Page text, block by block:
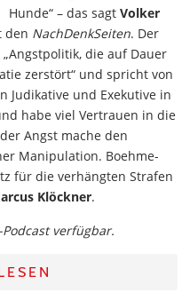
Hunde“ – das sagt Volker
den NachDenkSeiten. Der
die auf Dauer
zerstört“ und spricht von
Judikative und Exekutive in
habe viel Vertrauen in die
Angst mache den
Manipulation. Boehme-
für die verhängten Strafen
Klöckner.
verfügbar.